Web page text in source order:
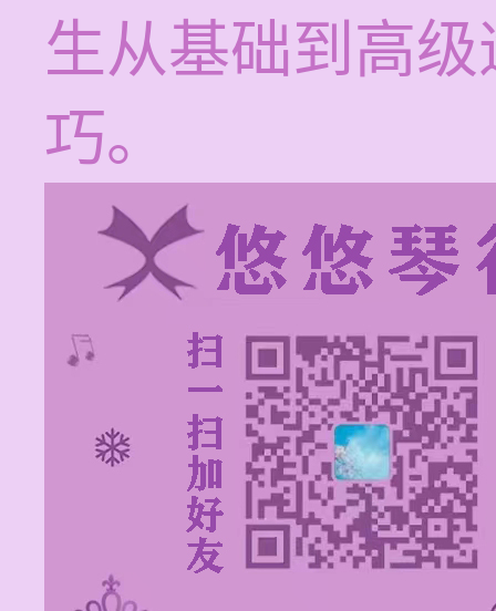
生从基础到高
巧。